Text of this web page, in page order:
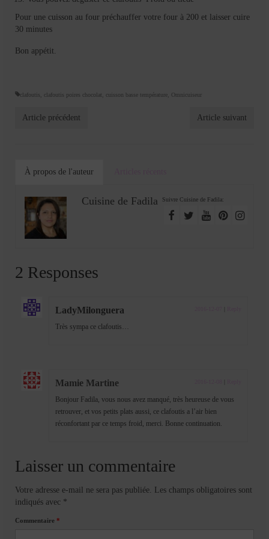
Pour une cuisson au four préchauffer votre four à 200 et laisser cuire
30 minutes
Bon appétit.
clafoutis clafoutis poires chocolat cuisson basse température Omnicuiseur
Article précédent Article suivant
À propos de l'auteur
Suivre Cuisine de Fadila:
Cuisine de Fadila
2 Responses
LadyMilonguera
Très sympa ce clafoutis…
Mamie Martine
Bonjour Fadila, vous nous avez manqué, très heureuse de vous
retrouver, et vos petits plats aussi, ce clafoutis a l’air bien
réconfortant par ce temps froid, merci. Bonne continuation.
Laisser un commentaire
Votre adresse e-mail ne sera pas publiée.
Les champs obligatoires sont
indiqués avec *
Commentaire *